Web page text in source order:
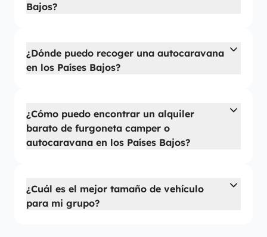
Bajos?
¿Dónde puedo recoger una autocaravana
en los Países Bajos?
¿Cómo puedo encontrar un alquiler
barato de furgoneta camper o
autocaravana en los Países Bajos?
¿Cuál es el mejor tamaño de vehículo
para mi grupo?